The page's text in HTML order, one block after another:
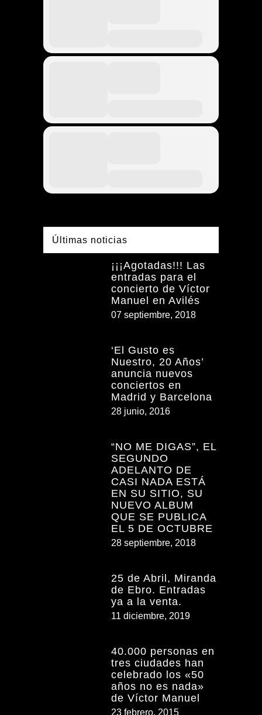
Últimas noticias
¡¡¡Agotadas!!! Las
entradas para el
concierto de Víctor
Manuel en Avilés
07 septiembre, 2018
‘El Gusto es
Nuestro, 20 Años’
anuncia nuevos
conciertos en
Madrid y Barcelona
28 junio, 2016
“NO ME DIGAS”, EL
SEGUNDO
ADELANTO DE
CASI NADA ESTÁ
EN SU SITIO, SU
NUEVO ALBUM
QUE SE PUBLICA
EL 5 DE OCTUBRE
28 septiembre, 2018
25 de Abril, Miranda
de Ebro. Entradas
ya a la venta.
11 diciembre, 2019
40.000 personas en
tres ciudades han
celebrado los «50
años no es nada»
de Víctor Manuel
23 febrero, 2015